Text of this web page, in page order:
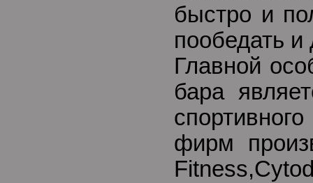
быстро и
пообедать
Главной
бара
фирм